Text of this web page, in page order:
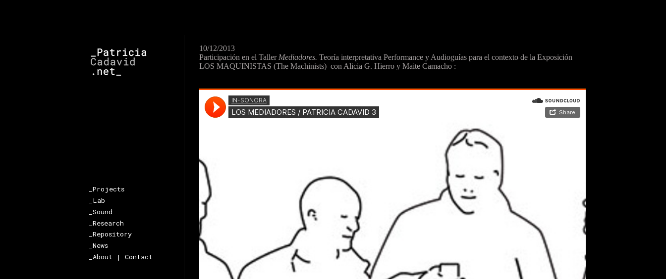
10/12/2013
Participación en el Taller Mediadores. Teoría interpretativa Performance y Audioguías para el contexto de la Exposición
LOS MAQUINISTAS (The Machinists) con Alicia G. Hierro y Maite Camacho :
_Projects
_Lab
_Sound
_Research
_Repository
_News
_About | Contact